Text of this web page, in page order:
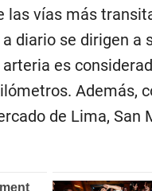
las vías más
diario se dirigen a
es
Además,
de Lima, San